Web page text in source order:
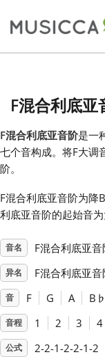
Български
Dansk
Deutsch
English
Español
F混合利底亚
F混合利底亚音阶是一
七个音构成。将F大调
阶。
F混合利底亚音阶为降
利底亚音阶的起始音为
音名 F混合利底亚音
异名 F混合利底亚音
音 F G A B ♭
音程 1 2 3 4
公式 2-2-1-2-2-1-2